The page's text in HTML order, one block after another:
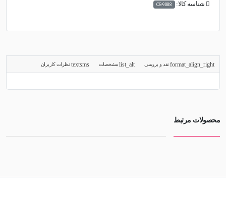
BLACKحجم
شناسه کالا: OS-9088
نقد و بررسی مشخصات نظرات کاربران
محصولات مرتبط